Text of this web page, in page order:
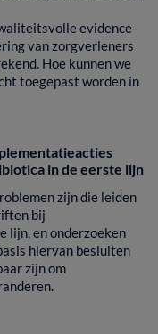
evidence-
van zorgverleners
Hoe kunnen we
toegepast worden in
in de eerste lijn
zijn die leiden
bij
lijn, en onderzoeken
hiervan besluiten
zijn om